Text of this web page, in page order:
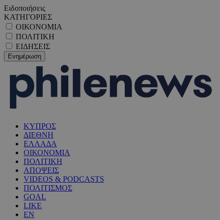
Ειδοποιήσεις
ΚΑΤΗΓΟΡΙΕΣ
ΟΙΚΟΝΟΜΙΑ
ΠΟΛΙΤΙΚΗ
ΕΙΔΗΣΕΙΣ
ΚΥΠΡΟΣ
ΔΙΕΘΝΗ
ΕΛΛΑΔΑ
ΟΙΚΟΝΟΜΙΑ
ΠΟΛΙΤΙΚΗ
ΑΠΟΨΕΙΣ
VIDEOS & PODCASTS
ΠΟΛΙΤΙΣΜΟΣ
GOAL
LIKE
EN